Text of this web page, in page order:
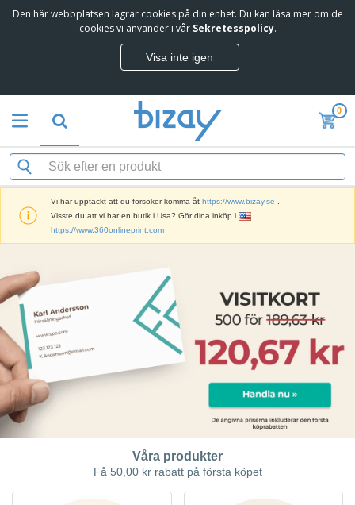
Den här webbplatsen lagrar cookies på din enhet. Du kan läsa mer om de
cookies vi använder i vår Sekretesspolicy.
Visa inte igen
0
Vi har upptäckt att du försöker komma åt https://www.bizay.se
Visste du att vi har en butik i Usa? Gör dina inköp i
https://www.360onlineprint.com
Våra produkter
Få 50,00 kr rabatt på första köpet